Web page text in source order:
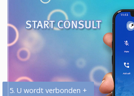
5. U wordt verbonden +